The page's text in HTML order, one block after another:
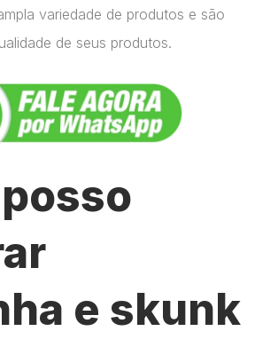
variedade de produtos e são
de seus produtos.
e skunk